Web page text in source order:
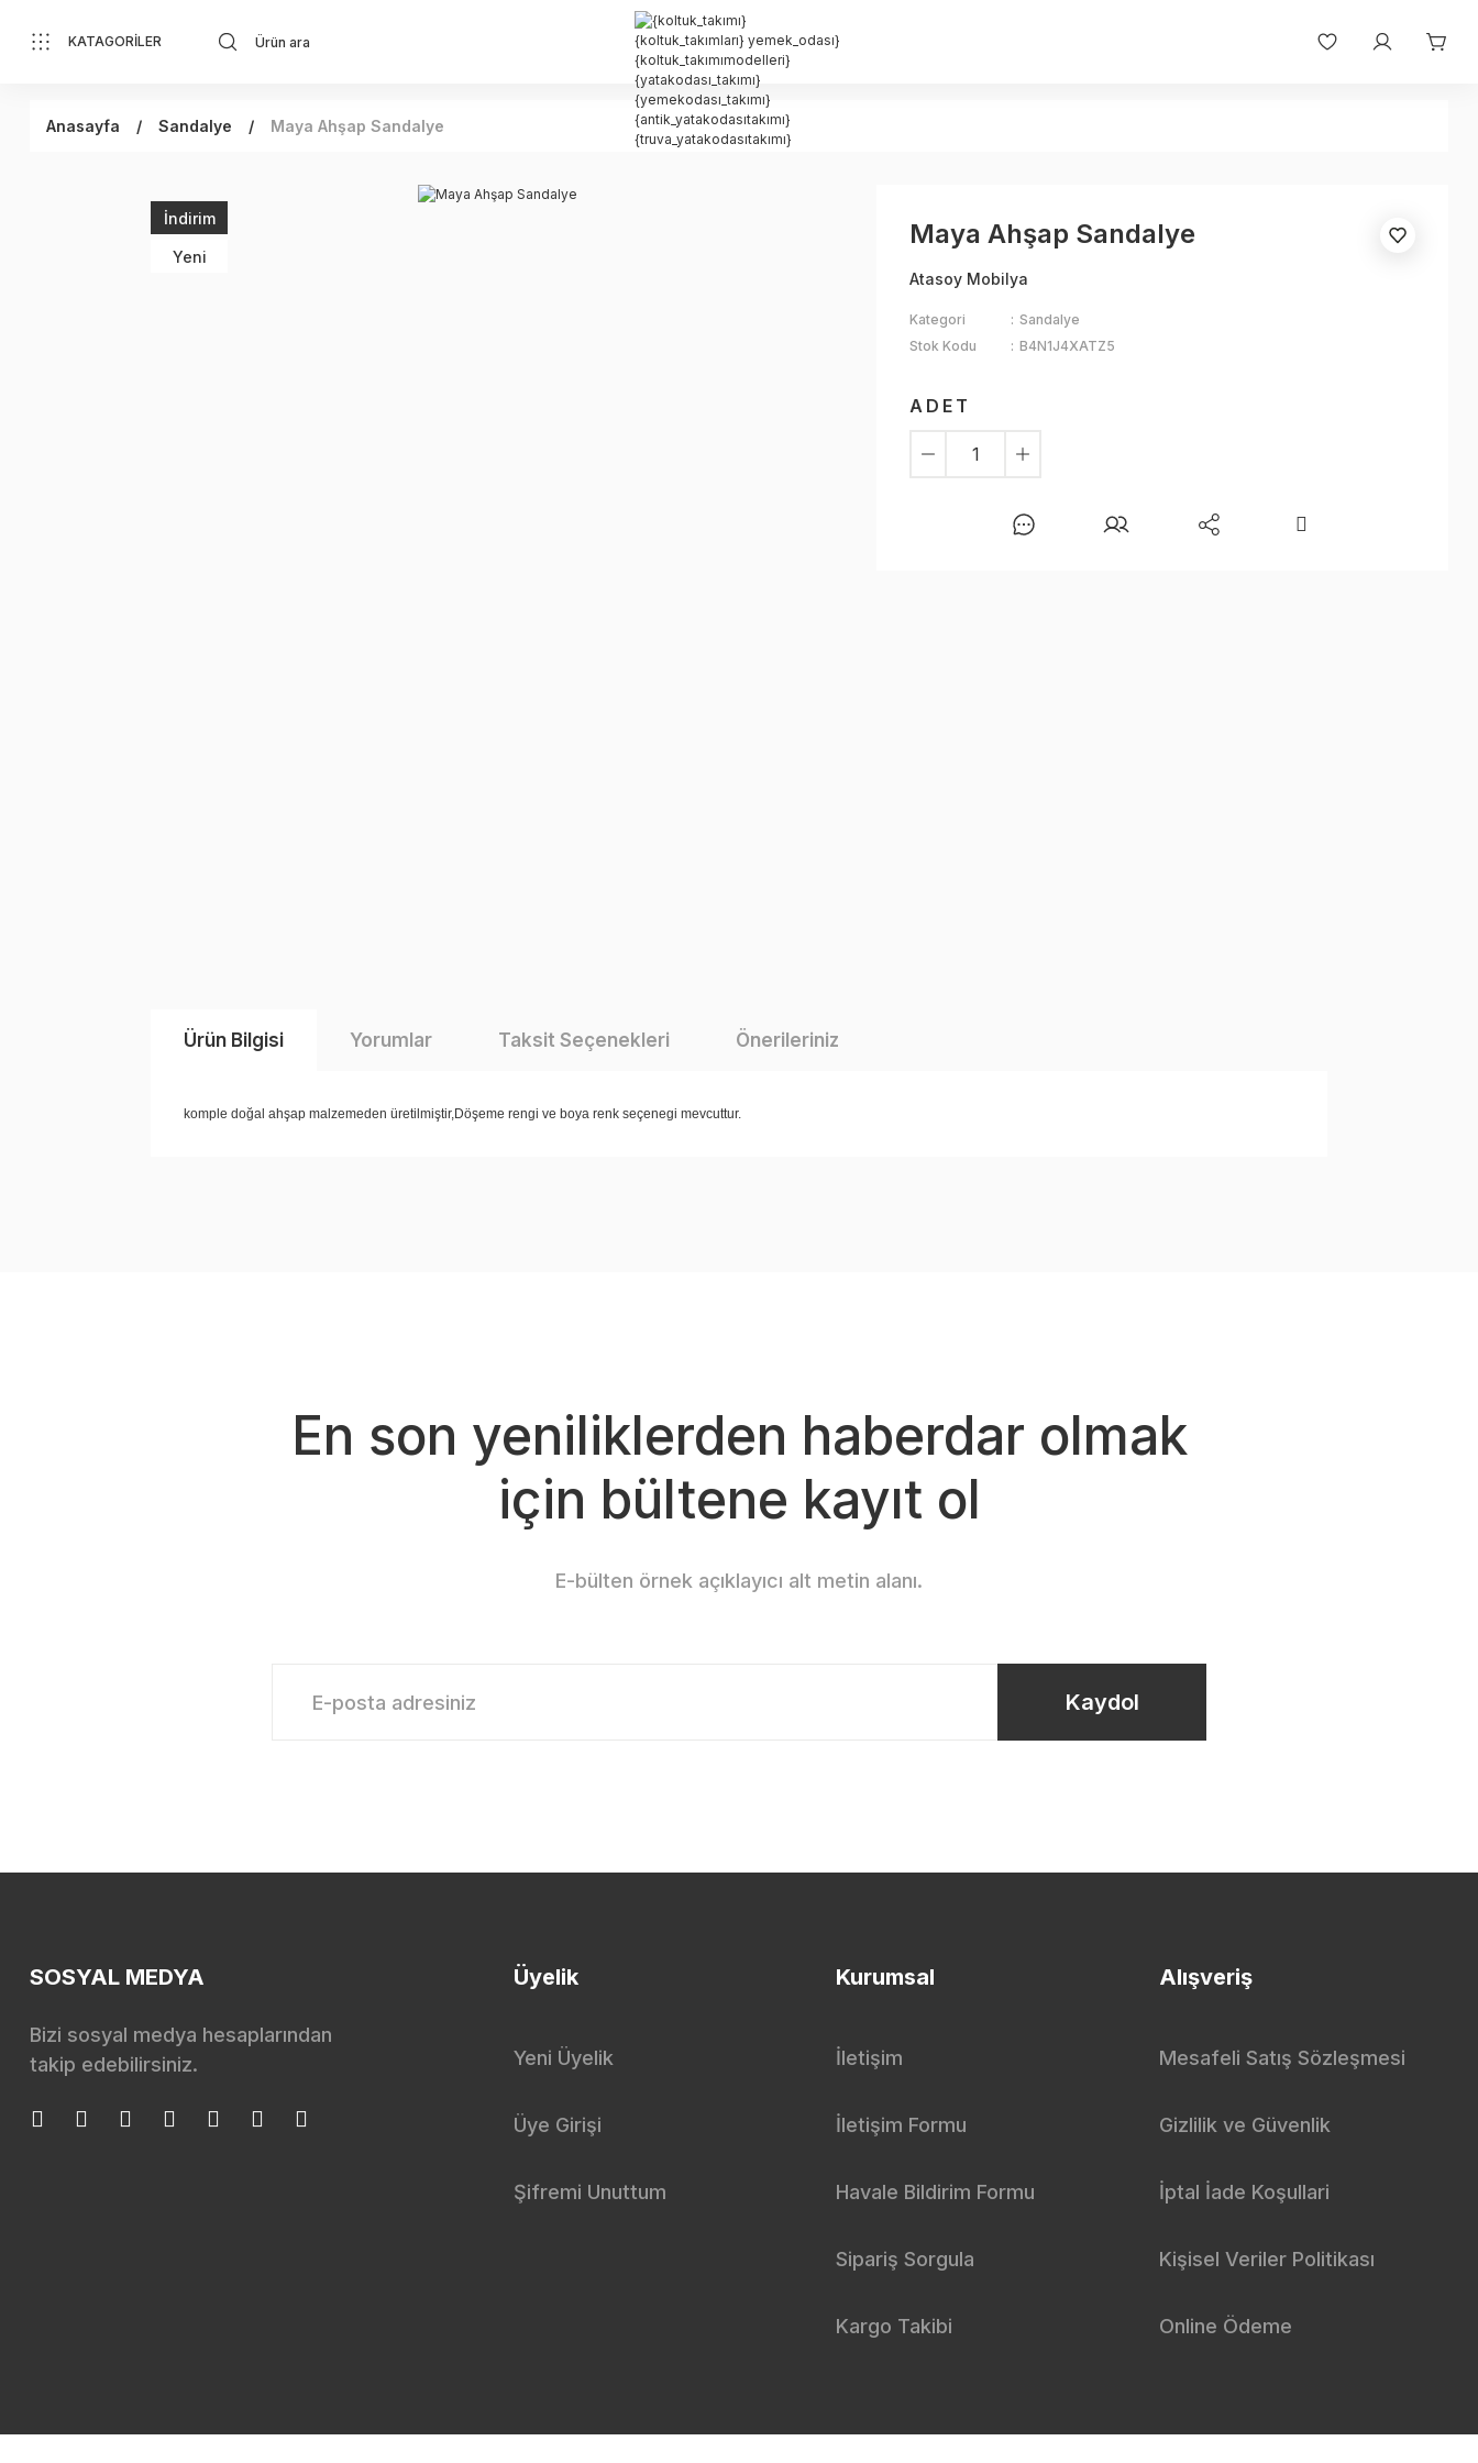
KATAGORİLER
Anasayfa Sandalye Maya Ahşap Sandalye
İndirim
Yeni
Maya Ahşap Sandalye
Atasoy Mobilya
Kategori
Sandalye
Stok Kodu
B4N1J4XATZ5
ADET
Ürün Bilgisi Yorumlar Taksit Seçenekleri Önerileriniz
komple doğal ahşap malzemeden üretilmiştir,Döşeme rengi ve boya renk seçenegi mevcuttur.
En son yeniliklerden haberdar olmak
için bültene kayıt ol
E-bülten örnek açıklayıcı alt metin alanı.
Kaydol
SOSYAL MEDYA
Bizi sosyal medya hesaplarından
takip edebilirsiniz.
Üyelik
Yeni Üyelik
Üye Girişi
Şifremi Unuttum
Kurumsal
İletişim
İletişim Formu
Havale Bildirim Formu
Sipariş Sorgula
Kargo Takibi
Alışveriş
Mesafeli Satış Sözleşmesi
Gizlilik ve Güvenlik
İptal İade Koşullari
Kişisel Veriler Politikası
Online Ödeme